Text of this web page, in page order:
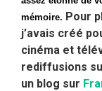
mémoire. Pour
j’avais créé
cinéma et
rediffusions
un blog sur